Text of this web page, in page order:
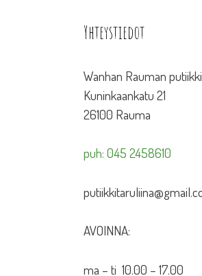
Yhteystiedot
Wanhan Rauman
Kuninkaankatu 21
26100 Rauma
puh: 045 2458610
AVOINNA:
ma – ti 10.00 – 17.00